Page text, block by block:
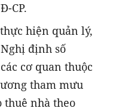
CP.
hiện quản lý,
định số
cơ quan thuộc
tham mưu
thuê nhà theo